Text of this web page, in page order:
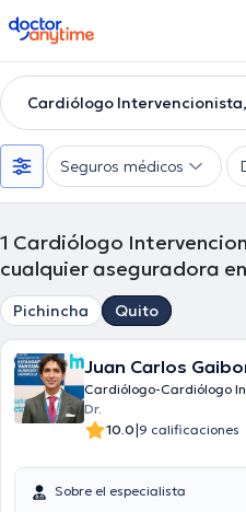
doctoranytime
Cardiólogo
Seguros médicos
1 Cardiólogo
cualquier aseguradora
Pichincha Quito
Juan Carlos
Cardiólogo-Cardiólogo
Dr.
10.0|9 calificaciones
Sobre el especialista